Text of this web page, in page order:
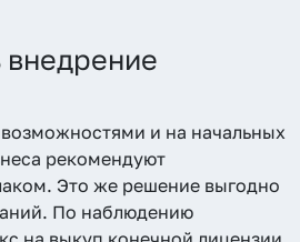
внедрение
и на начальных
рекомендуют
Это же решение выгодно
По наблюдению